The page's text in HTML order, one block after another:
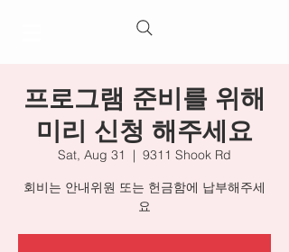
프로그램 준비를 위해
미리 신청 해주세요
Sat, Aug 31
  |
9311 Shook Rd
회비는 안내위원 또는 헌금함에 납부해주세
요